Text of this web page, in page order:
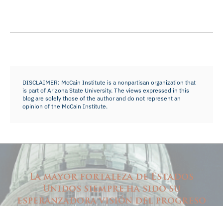
DISCLAIMER: McCain Institute is a nonpartisan organization that
is part of Arizona State University. The views expressed in this
blog are solely those of the author and do not represent an
opinion of the McCain Institute.
La mayor fortaleza de Estados
Unidos siempre ha sido su
esperanzadora visión del progreso